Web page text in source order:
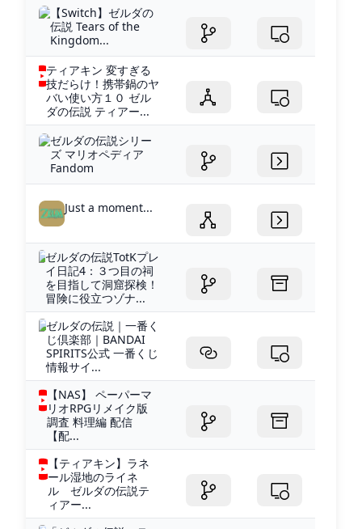
【Switch】ゼルダの
伝説 Tears of the
Kingdom...
ティアキン 変すぎる
技だらけ！携帯鍋のヤ
バい使い方１０ ゼル
ダの伝説 ティアー...
ゼルダの伝説シリー
ズ マリオペディア
Fandom
Just a moment...
ゼルダの伝説TotKプレ
イ日記4：３つ目の祠
を目指して洞窟探検！
冒険に役立つゾナ...
ゼルダの伝説｜一番く
じ倶楽部｜BANDAI
SPIRITS公式 一番くじ
情報サイ...
【NAS】 ペーパーマ
リオRPGリメイク版
調査 料理編 配信
【配...
【ティアキン】ラネ
ール湿地のライネ
ル ゼルダの伝説テ
ィアー...